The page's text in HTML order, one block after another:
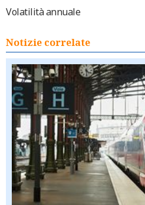
Volatilità annuale
Notizie correlate